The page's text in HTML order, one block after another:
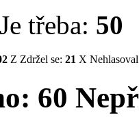
Je třeba: 50
Z Zdržel se: 21 X Nehlasoval
60